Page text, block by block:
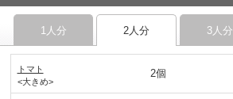
1人分 2人分 3人分
トマト
<大きめ>
2個